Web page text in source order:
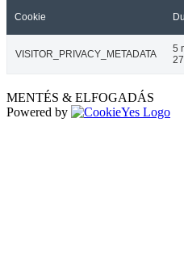
Cookie
VISITOR_PRIVACY_METADATA
5
MENTÉS & ELFOGADÁS
Powered by